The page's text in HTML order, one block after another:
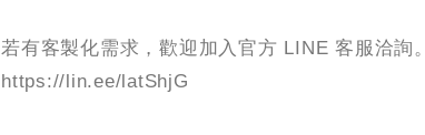
若有客製化需求，歡迎加入官方 LINE 客服洽詢。
https://lin.ee/latShjG